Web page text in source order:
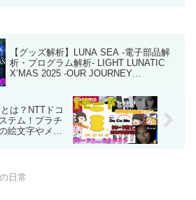
【グッズ解析】LUNA SEA -電子部品解
析・プログラム解析- LIGHT LUNATIC
X’MAS 2025 -OUR JOURNEY
は？NTTドコ
テム！プラチ
絵文字やメル
日常